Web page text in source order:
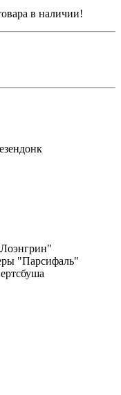
в наличии!
"Парсифаль"